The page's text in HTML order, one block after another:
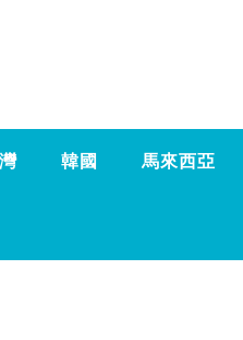
韓國 馬來西亞